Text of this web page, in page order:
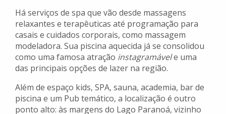
Há serviços de spa que vão desde massagens
relaxantes e terapêuticas até programação para
casais e cuidados corporais, como massagem
modeladora. Sua piscina aquecida já se consolidou
como uma famosa atração instagramávele uma
das principais opções de lazer na região.
Além de espaço kids, SPA, sauna, academia, bar de
piscina e um Pub temático, a localização é outro
ponto alto: às margens do Lago Paranoá, vizinho